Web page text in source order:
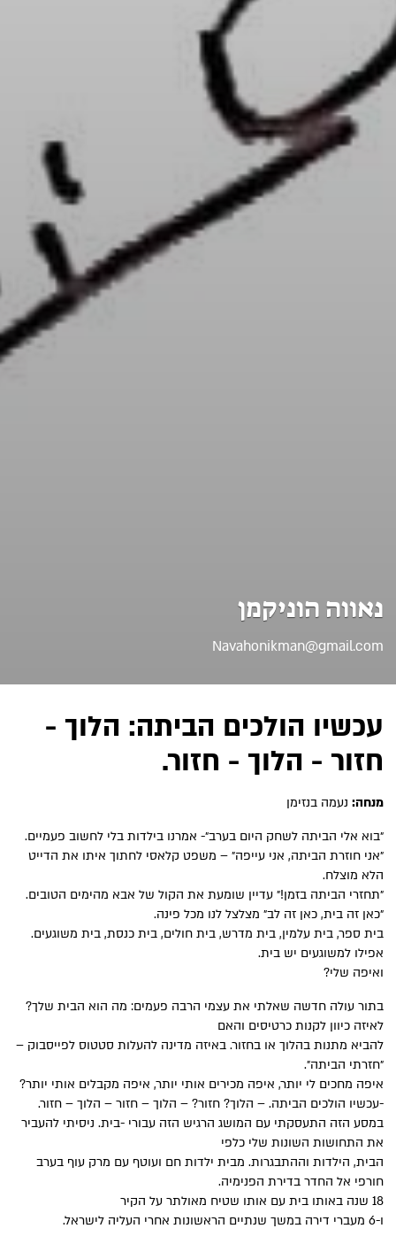
נאווה הוניקמן
Navahonikman@gmail.com
עכשיו הולכים הביתה: הלוך -
חזור - הלוך - חזור.
מנחה: נעמה בנזימן
״בוא אלי הביתה לשחק היום בערב״- אמרנו בילדות בלי לחשוב פעמיים.
״אני חוזרת הביתה, אני עייפה״ – משפט קלאסי לחתוך איתו את הדייט
הלא מוצלח.
״תחזרי הביתה בזמן!״ עדיין שומעת את הקול של אבא מהימים הטובים.
״כאן זה בית, כאן זה לב״ מצלצל לנו מכל פינה.
בית ספר, בית עלמין, בית מדרש, בית חולים, בית כנסת, בית משוגעים.
אפילו למשוגעים יש בית.
ואיפה שלי?
בתור עולה חדשה שאלתי את עצמי הרבה פעמים: מה הוא הבית שלך?
לאיזה כיוון לקנות כרטיסים והאם
להביא מתנות בהלוך או בחזור. באיזה מדינה להעלות סטטוס לפייסבוק –
״חזרתי הביתה״.
איפה מחכים לי יותר, איפה מכירים אותי יותר, איפה מקבלים אותי יותר?
-עכשיו הולכים הביתה. – הלוך? חזור? – הלוך – חזור – הלוך – חזור.
במסע הזה התעסקתי עם המושג הרגיש הזה עבורי -בית. ניסיתי להעביר
את התחושות השונות שלי כלפי
הבית, הילדות וההתבגרות. מבית ילדות חם ועוטף עם מרק עוף בערב
חורפי אל החדר בדירת הפנימיה.
18 שנה באותו בית עם אותו שטיח מאולתר על הקיר
ו-6 מעברי דירה במשך שנתיים הראשונות אחרי העליה לישראל.